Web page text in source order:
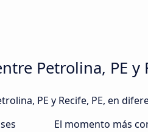
Petrolina, PE y
PE y Recife, PE, en
El momento más